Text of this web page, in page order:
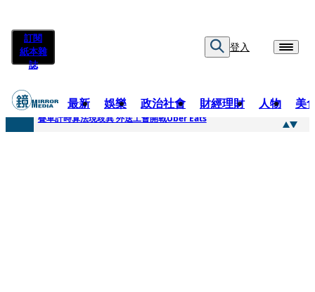
訂閱
紙本雜
誌
登入
最新 娛樂 政治社會 財經理財 人物 美
快訊
疊單計時算法現歧異 外送工會開戰Uber Eats